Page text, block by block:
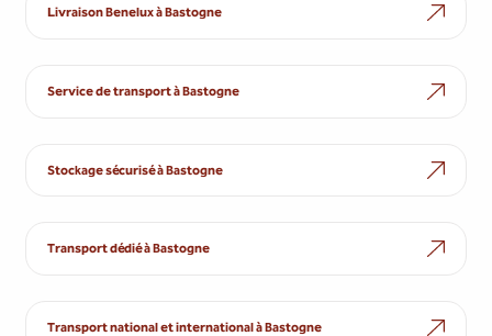
Livraison Benelux à Bastogne
Service de transport à Bastogne
Stockage sécurisé à Bastogne
Transport dédié à Bastogne
Transport national et international à Bastogne